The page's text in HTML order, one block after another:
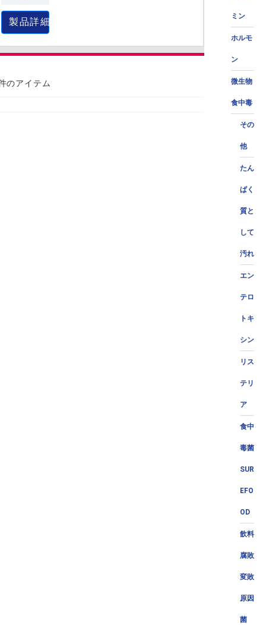
ミン
ホルモ
ン
微生物
食中毒
その
他
たん
ぱく
質と
して
汚れ
エン
テロ
トキ
シン
リス
テリ
ア
食中
毒菌
SUR
EFO
OD
飲料
腐敗
変敗
原因
菌
製品詳細
のアイテム